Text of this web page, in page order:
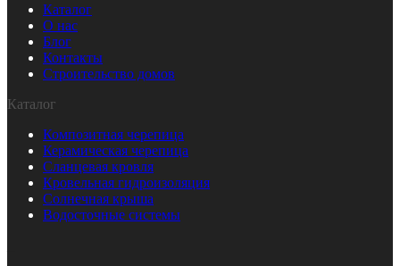
Каталог
О нас
Блог
Контакты
Строительство домов
Каталог
Композитная черепица
Керамическая черепица
Сланцевая кровля
Кровельная гидроизоляция
Солнечная крыша
Водосточные системы